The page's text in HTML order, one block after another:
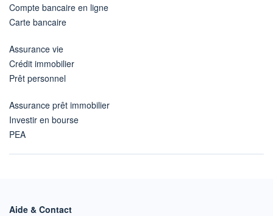
Compte bancaire en ligne
Carte bancaire
Assurance vie
Crédit immobilier
Prêt personnel
Assurance prêt immobilier
Investir en bourse
PEA
Aide & Contact